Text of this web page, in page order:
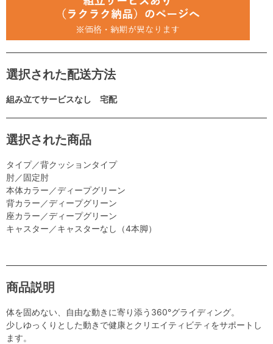
選択された配送方法
組み立てサービスなし 宅配
選択された商品
タイプ／背クッションタイプ
肘／固定肘
本体カラー／ディープグリーン
背カラー／ディープグリーン
座カラー／ディープグリーン
キャスター／キャスターなし（4本脚）
商品説明
体を固めない、自由な動きに寄り添う360°グライディング。
少しゆっくりとした動きで健康とクリエイティビティをサポートし
ます。